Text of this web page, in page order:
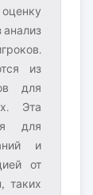
из
для
Эта
для
и
от
таких